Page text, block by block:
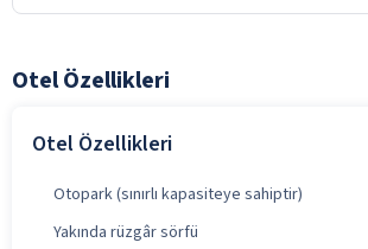
Otel Özellikleri
Otel Özellikleri
Otopark (sınırlı kapasiteye sahiptir)
Yakında rüzgâr sörfü